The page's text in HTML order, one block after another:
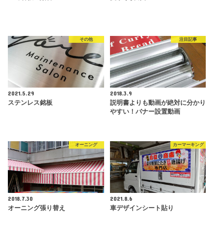
その他
2021.5.29
ステンレス銘板
注目記事
2018.3.9
説明書よりも動画が絶対に分かり
やすい！バナー設置動画
オーニング
2018.7.30
オーニング張り替え
カーマーキング
2021.8.6
車デザインシート貼り